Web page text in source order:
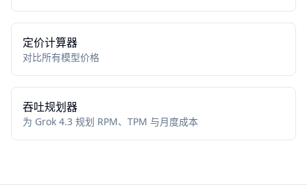
定价计算器
对比所有模型价格
吞吐规划器
为 Grok 4.3 规划 RPM、TPM 与月度成本